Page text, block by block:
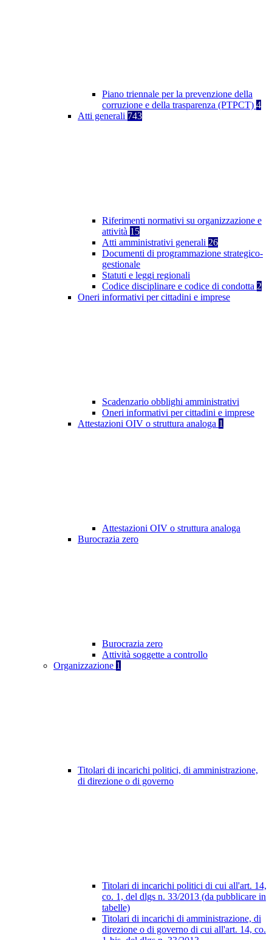
Piano triennale per la prevenzione della
corruzione e della trasparenza (PTPCT) 4
Atti generali 743
Riferimenti normativi su organizzazione e
attività 15
Atti amministrativi generali 26
Documenti di programmazione strategico-
gestionale
Statuti e leggi regionali
Codice disciplinare e codice di condotta 2
Oneri informativi per cittadini e imprese
Scadenzario obblighi amministrativi
Oneri informativi per cittadini e imprese
Attestazioni OIV o struttura analoga 1
Attestazioni OIV o struttura analoga
Burocrazia zero
Burocrazia zero
Attività soggette a controllo
Organizzazione 1
Titolari di incarichi politici, di amministrazione,
di direzione o di governo
Titolari di incarichi politici di cui all'art. 14,
co. 1, del dlgs n. 33/2013 (da pubblicare in
tabelle)
Titolari di incarichi di amministrazione, di
direzione o di governo di cui all'art. 14, co.